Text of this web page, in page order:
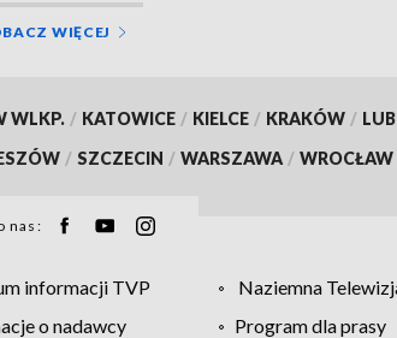
WIĘCEJ
WLKP. / KATOWICE / KIELCE / KRAKÓW /
/ SZCZECIN / WARSZAWA / WROCŁAW
nas:
informacji TVP Naziemna
o nadawcy
Program dla prasy